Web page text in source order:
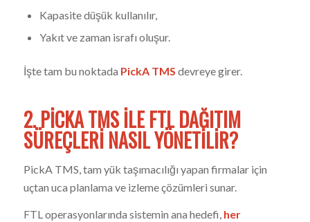
Kapasite düşük kullanılır,
Yakıt ve zaman israfı oluşur.
İşte tam bu noktada PickA TMS devreye girer.
2. PICKA TMS ILE FTL DAĞITIM
SÜREÇLERI NASIL YÖNETILIR?
PickA TMS, tam yük taşımacılığı yapan firmalar için
uçtan uca planlama ve izleme çözümleri sunar.
FTL operasyonlarında sistemin ana hedefi, her